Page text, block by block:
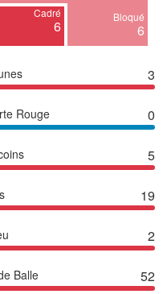
Cadré
6
Bloqué
6
3
Rouge 0
5
19
2
Balle 52